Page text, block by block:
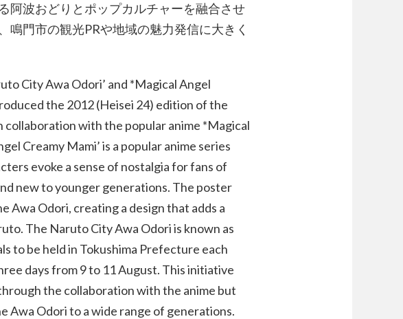
阿波おどりとポップカルチャーを融合させ
鳴門市の観光PRや地域の魅力発信に大きく
City Awa Odori’ and *Magical Angel
the 2012 (Heisei 24) edition of the
collaboration with the popular anime *Magical
Creamy Mami’ is a popular anime series
evoke a sense of nostalgia for fans of
new to younger generations. The poster
Awa Odori, creating a design that adds a
The Naruto City Awa Odori is known as
to be held in Tokushima Prefecture each
days from 9 to 11 August. This initiative
the collaboration with the anime but
Awa Odori to a wide range of generations.